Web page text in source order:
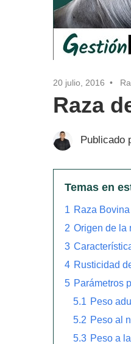
20 julio, 2016
Raza
Publicado
Temas en
1 Raza
2 Origen de la
3
4 Rusticidad
5 Parámetros
5.1 Peso
5.2 Peso al
5.3 Peso a